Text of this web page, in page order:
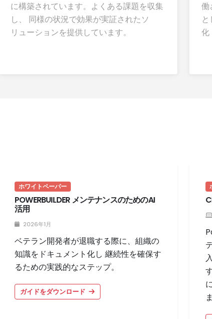
に構築されています。よくある課題を収集
し、 同様の状況で効果が実証されたソ
リューションを提供しています。
働
化
ホワイトペーパー
POWERBUILDER メンテナンスのためのAI
活用
2026年1月
ベテラン開発者が退職する際に、組織の
知識をドキュメント化し 継続性を確保す
るための実践的なステップ。
ガイドをダウンロード